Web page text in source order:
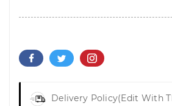
Delivery Policy(edit With